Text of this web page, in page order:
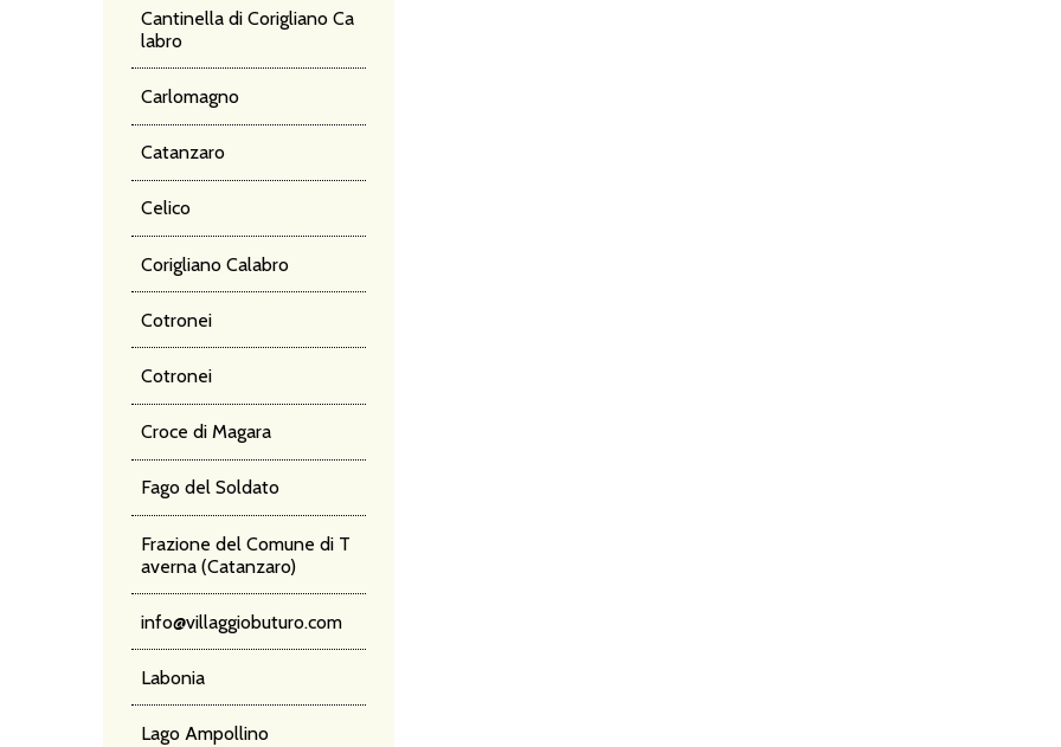
Cantinella di Corigliano Ca
labro
Carlomagno
Catanzaro
Celico
Corigliano Calabro
Cotronei
Cotronei
Croce di Magara
Fago del Soldato
Frazione del Comune di T
averna (Catanzaro)
info@villaggiobuturo.com
Labonia
Lago Ampollino